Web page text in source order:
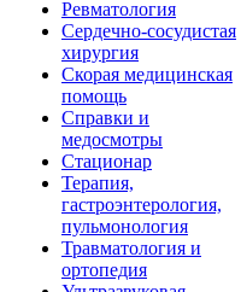
Ревматология
Сердечно-сосудистая
хирургия
Скорая медицинская
помощь
Справки и
медосмотры
Стационар
Терапия,
гастроэнтерология,
пульмонология
Травматология и
ортопедия